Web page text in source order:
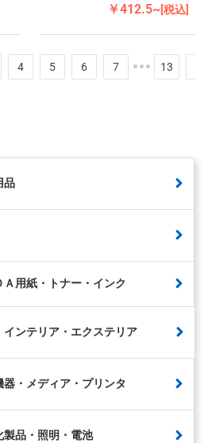
￥412.5~[税込]
4 5 6 7 13
品
Ａ用紙・トナー・インク
インテリア・エクステリア
・メディア・プリンタ
製品・照明・電池